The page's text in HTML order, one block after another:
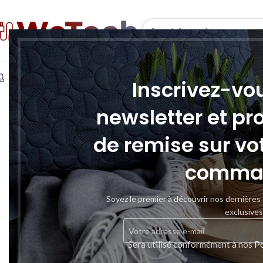
Inscrivez-
newsletter et
de remise sur
Soyez le premier à découvrir nos
exclusives
Sera utilisé conformément à nos
SELECT CATEGORY
INFORMATIQUE TÉLÉPHONIE & TABLETTE STOCKAGE